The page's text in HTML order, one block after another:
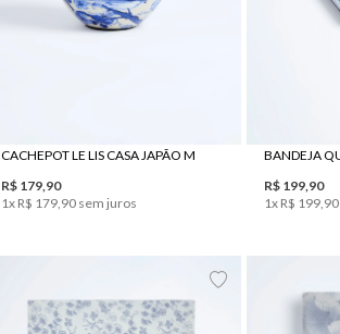
CACHEPOT LE LIS CASA JAPÃO M
R$ 179 90
1x R$ 179 90 sem juros
R$ 199 90
1x R$ 199 90